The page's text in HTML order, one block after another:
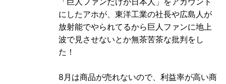
にしたアホが、東洋工業の社長や広島人が
放射能でやられてるから巨人ファンに地上
波で見させないとか無茶苦茶な批判をし
た！
8月は商品が売れないので、利益率が高い商